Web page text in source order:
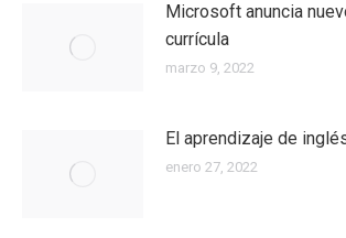
Microsoft anuncia
currícula
marzo 9, 2022
El aprendizaje de
enero 27, 2022